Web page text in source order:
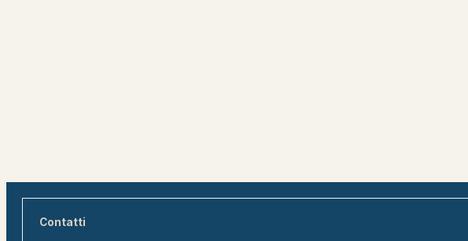
Contatti